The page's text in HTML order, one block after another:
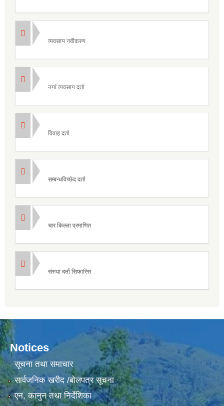
व्यवसाय नवीकरण
नयां व्यवसाय दर्ता
विवाह दर्ता
सम्बन्धविच्छेद दर्ता
चार किल्ला प्रमाणित
संस्था दर्ता सिफारिस
Notices
सूचना तथा समाचार
सार्वजनिक खरीद /बोलपत्र सूचना
एन, कानुन तथा निर्देशिका